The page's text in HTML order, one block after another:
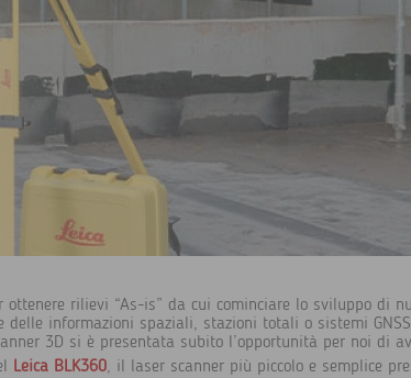
rilievi “As-is” da cui cominciare lo sviluppo di
informazioni spaziali, stazioni totali o sistemi
3D si è presentata subito l’opportunità per noi di
Leica BLK360, il laser scanner più piccolo e semplice